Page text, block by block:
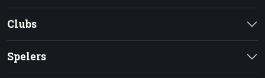
Clubs
Spelers